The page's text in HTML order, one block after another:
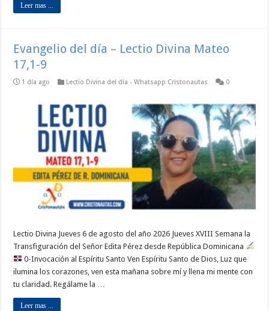
Leer mas ...
Evangelio del día – Lectio Divina Mateo
17,1-9
1 día ago Lectio Divina del día - Whatsapp Cristonautas 0
Lectio Divina Jueves 6 de agosto del año 2026 Jueves XVIII Semana la
Transfiguración del Señor Edita Pérez desde República Dominicana
0-Invocación al Espíritu Santo Ven Espíritu Santo de Dios, Luz que
ilumina los corazones, ven esta mañana sobre mí y llena mi mente con
tu claridad. Regálame la …
Leer mas ...